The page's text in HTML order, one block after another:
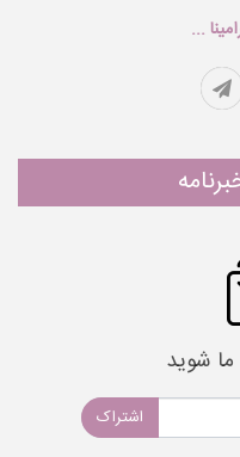
...
شوید
اشتراک